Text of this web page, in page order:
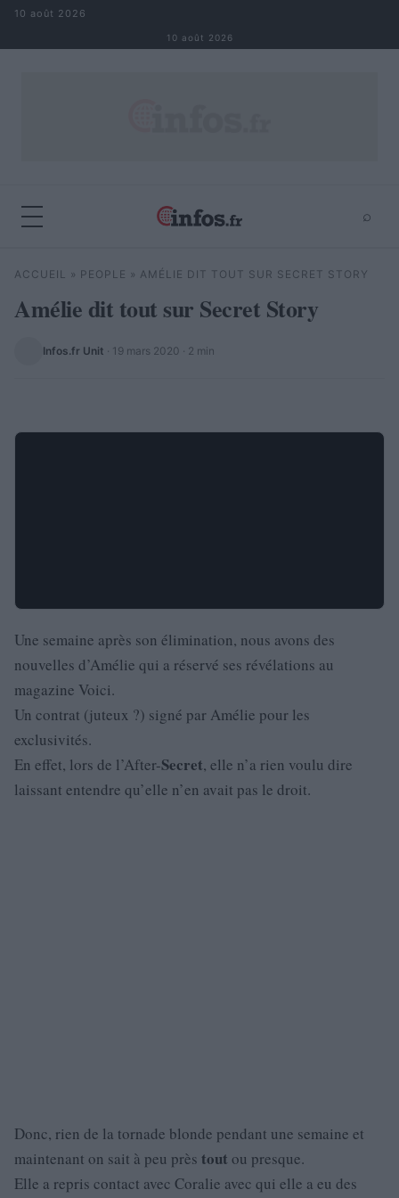
Aller au contenu
10 août 2026
10 août 2026
⌕
Rechercher ⌕ ×
ACCUEIL » PEOPLE » AMÉLIE DIT TOUT SUR SECRET STORY
Amélie dit tout sur Secret Story
Infos.fr Unit · 19 mars 2020 · 2 min
Une semaine après son élimination, nous avons des
nouvelles d’Amélie qui a réservé ses révélations au
magazine Voici.
Un contrat (juteux ?) signé par Amélie pour les
exclusivités.
En effet, lors de l’After-Secret, elle n’a rien voulu dire
laissant entendre qu’elle n’en avait pas le droit.
Donc, rien de la tornade blonde pendant une semaine et
maintenant on sait à peu près tout ou presque.
Elle a repris contact avec Coralie avec qui elle a eu des